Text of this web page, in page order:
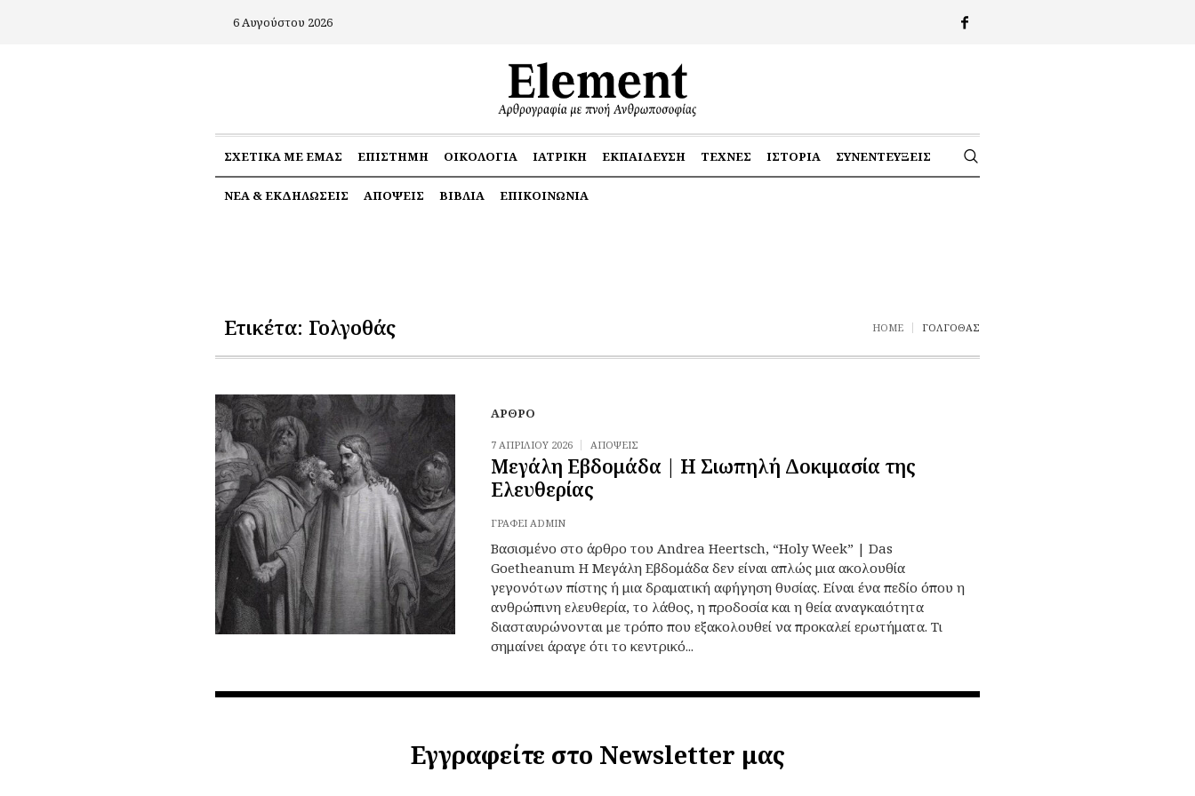
6 Αυγούστου 2026
ΣΧΕΤΙΚΆ ΜΕ ΕΜΆΣ ΕΠΙΣΤΉΜΗ ΟΙΚΟΛΟΓΊΑ ΙΑΤΡΙΚΉ ΕΚΠΑΊΔΕΥΣΗ ΤΈΧΝΕΣ ΙΣΤΟΡΊΑ ΣΥΝΕΝΤΕΎΞΕΙΣ
ΝΈΑ & ΕΚΔΗΛΏΣΕΙΣ ΑΠΌΨΕΙΣ ΒΙΒΛΊΑ ΕΠΙΚΟΙΝΩΝΊΑ
Ετικέτα: Γολγοθάς HOME ΓΟΛΓΟΘΆΣ
ΆΡΘΡΟ
7 ΑΠΡΙΛΊΟΥ 2026 ΑΠΌΨΕΙΣ
Μεγάλη Εβδομάδα | Η Σιωπηλή Δοκιμασία της
Ελευθερίας
ΓΡΆΦΕΙADMIN
Βασισμένο στο άρθρο του Andrea Heertsch, “Holy Week” | Das
Goetheanum Η Μεγάλη Εβδομάδα δεν είναι απλώς μια ακολουθία
γεγονότων πίστης ή μια δραματική αφήγηση θυσίας. Είναι ένα πεδίο όπου η
ανθρώπινη ελευθερία, το λάθος, η προδοσία και η θεία αναγκαιότητα
διασταυρώνονται με τρόπο που εξακολουθεί να προκαλεί ερωτήματα. Τι
σημαίνει άραγε ότι το κεντρικό...
Εγγραφείτε στο Newsletter μας